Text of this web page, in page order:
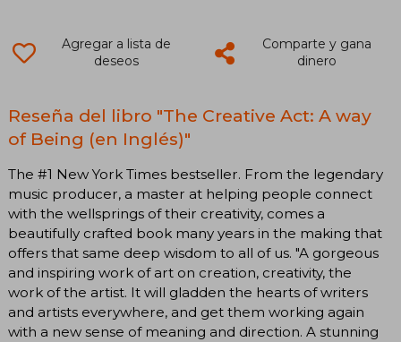
Agregar a lista de
deseos
Comparte y gana
dinero
Reseña del libro "The Creative Act: A way
of Being (en Inglés)"
The #1 New York Times bestseller. From the legendary
music producer, a master at helping people connect
with the wellsprings of their creativity, comes a
beautifully crafted book many years in the making that
offers that same deep wisdom to all of us. "A gorgeous
and inspiring work of art on creation, creativity, the
work of the artist. It will gladden the hearts of writers
and artists everywhere, and get them working again
with a new sense of meaning and direction. A stunning